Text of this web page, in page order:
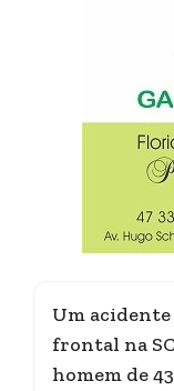
Um
frontal na
homem de